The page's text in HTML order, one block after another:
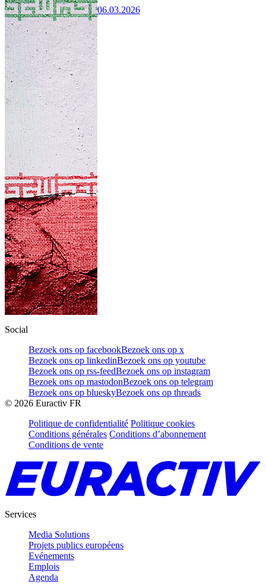
06.03.2026
Social
Bezoek ons op facebookBezoek ons op x
Bezoek ons op linkedinBezoek ons op youtube
Bezoek ons op rss-feedBezoek ons op instagram
Bezoek ons op mastodonBezoek ons op telegram
Bezoek ons op blueskyBezoek ons op threads
© 2026 Euractiv FR
Politique de confidentialité Politique cookies
Conditions générales Conditions d’abonnement
Conditions de vente
Services
Media Solutions
Projets publics européens
Evénements
Emplois
Agenda